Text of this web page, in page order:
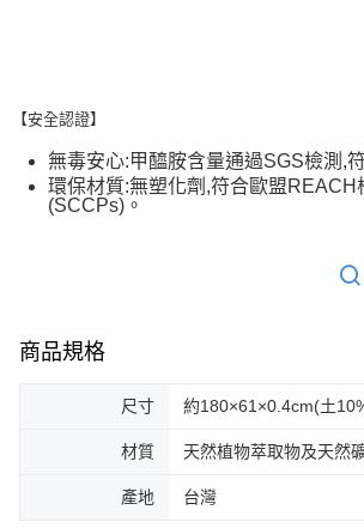
【安全認證】
無毒安心:甲醯胺含量通過SGS檢測,
環保材質:無塑化劑,符合歐盟REACH
(SCCPs)。
商品規格
尺寸 約180×61×0.4cm(土
材質 天然植物萃取物及天然
產地 台灣